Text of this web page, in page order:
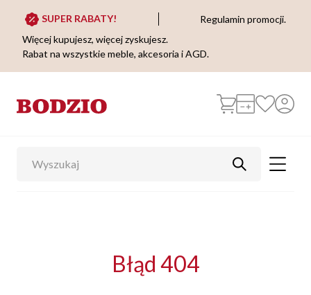
SUPER RABATY!
Regulamin promocji.
Więcej kupujesz, więcej zyskujesz.
Rabat na wszystkie meble, akcesoria i AGD.
Błąd 404